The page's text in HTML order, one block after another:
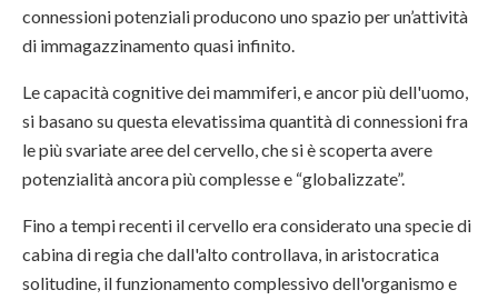
connessioni potenziali producono uno spazio per un’attività
di immagazzinamento quasi infinito.
Le capacità cognitive dei mammiferi, e ancor più dell'uomo,
si basano su questa elevatissima quantità di connessioni fra
le più svariate aree del cervello, che si è scoperta avere
potenzialità ancora più complesse e “globalizzate”.
Fino a tempi recenti il cervello era considerato una specie di
cabina di regia che dall'alto controllava, in aristocratica
solitudine, il funzionamento complessivo dell'organismo e